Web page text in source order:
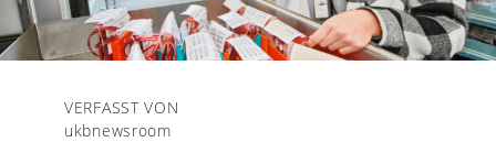
VERFASST VON
ukbnewsroom